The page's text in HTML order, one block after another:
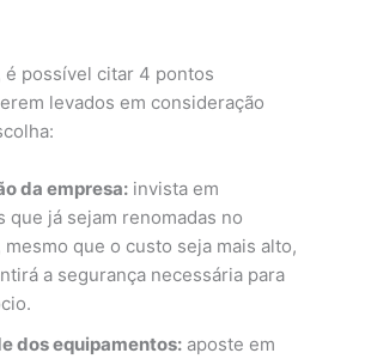
é possível citar 4 pontos
levados em consideração
da empresa: invista em
que já sejam renomadas no
mesmo que o custo seja mais alto,
a segurança necessária para
dos equipamentos: aposte em